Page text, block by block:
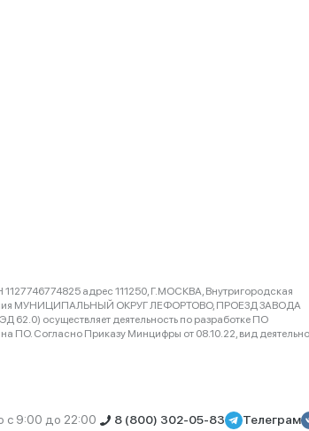
адрес 111250, Г.МОСКВА, Внутригородская
МУНИЦИПАЛЬНЫЙ ОКРУГ ЛЕФОРТОВО, ПРОЕЗД ЗАВОДА
осуществляет деятельность по разработке ПО
ПО. Согласно Приказу Минцифры от 08.10.22, вид
с 9:00 до 22:00 8 (800) 302-05-83 Телеграм